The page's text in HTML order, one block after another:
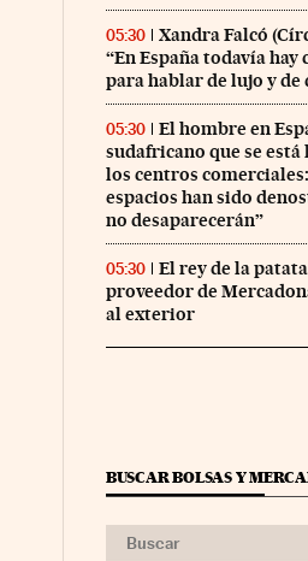
05:30
Xandra Falcó
“En España todavía
para hablar de lujo y de
05:30
El hombre en
sudafricano que se está
los centros
espacios han sido
no desaparecerán”
05:30
El rey de la
proveedor de
al exterior
BUSCAR BOLSAS Y